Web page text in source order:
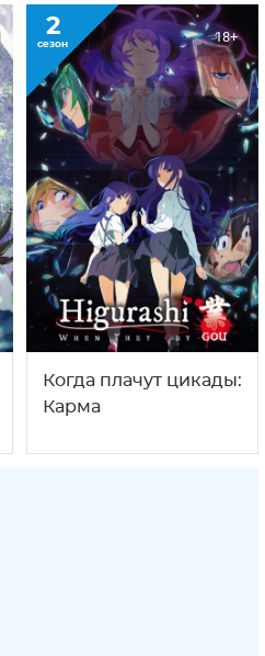
2
сезон 18+
Когда плачут цикады:
Карма